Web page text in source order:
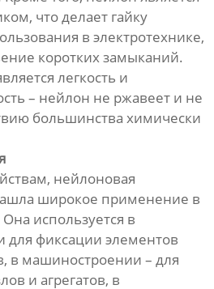
что делает гайку
в электротехнике,
коротких замыканий.
легкость и
– нейлон не ржавеет и не
большинства химически
нейлоновая
широкое применение в
используется в
для фиксации элементов
в машиностроении – для
и агрегатов, в